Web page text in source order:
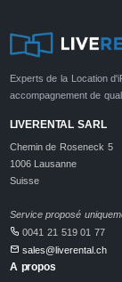
Experts de la Location
accompagnement de
LIVERENTAL SARL
Chemin de Roseneck 5
1006 Lausanne
Suisse
Service proposé
0041 21 519 01 77
sales@liverental.ch
A propos